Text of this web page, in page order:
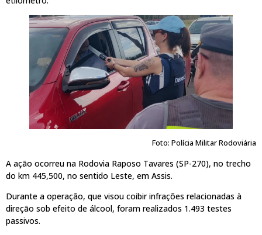
Foto: Polícia Militar Rodoviária
A ação ocorreu na Rodovia Raposo Tavares (SP-270), no trecho
do km 445,500, no sentido Leste, em Assis.
Durante a operação, que visou coibir infrações relacionadas à
direção sob efeito de álcool, foram realizados 1.493 testes
passivos.